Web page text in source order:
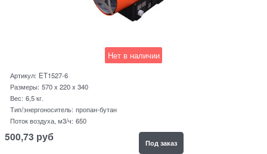
Нет в наличии
Артикул: ET1527-6
Размеры: 570 x 220 x 340
Вес: 6,5кг.
Тип/энергоноситель: пропан-бутан
Поток воздуха, м3/ч: 650
500,73 руб Под заказ